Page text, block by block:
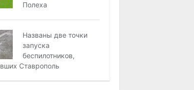
Полеха
Названы две точки
запуска
беспилотников,
Ставрополь